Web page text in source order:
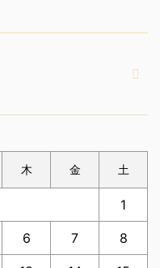
木 金 土
1
6 7 8